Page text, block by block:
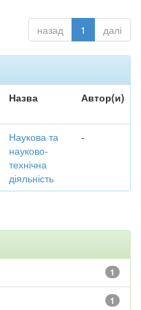
назад 1 далі
Назва Автор(и)
Наукова та
науково-
технічна
діяльність
-
1
1